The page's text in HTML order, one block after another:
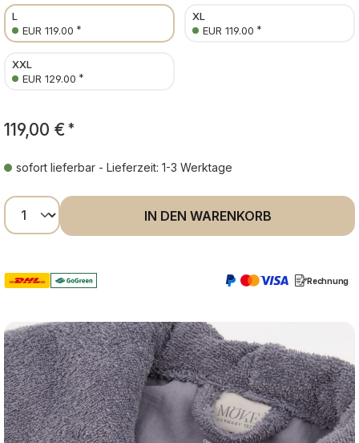
L
EUR 119.00 *
XL
EUR 119.00 *
XXL
EUR 129.00 *
119,00 € *
sofort lieferbar - Lieferzeit: 1-3 Werktage
Produkt Anzahl: Gib den gewünschten
IN DEN WARENKORB
Rechnung